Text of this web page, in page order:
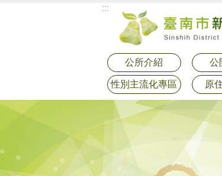
:::
公所介紹 公
性別主流化專區 原